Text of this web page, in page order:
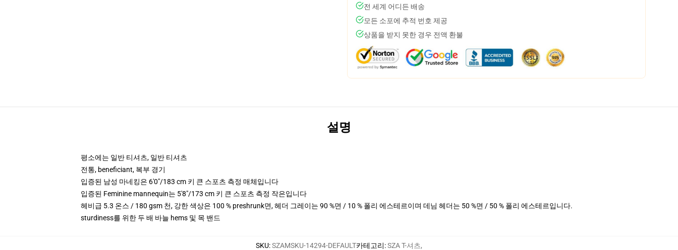
전 세계 어디든 배송
모든 소포에 추적 번호 제공
상품을 받지 못한 경우 전액 환불
설명
평소에는 일반 티셔츠, 일반 티셔츠
전통, beneficiant, 복부 경기
입증된 남성 마네킹은 6'0"/183 cm 키 큰 스포츠 측정 매체입니다
입증된 Feminine mannequin는 5'8"/173 cm 키 큰 스포츠 측정 작은입니다
헤비급 5.3 온스 / 180 gsm 천, 강한 색상은 100 % preshrunk면, 헤더 그레이는 90 %면 / 10 % 폴리 에스테르이며 데님 헤더는 50 %면 / 50 % 폴리 에스테르입니다.
sturdiness를 위한 두 배 바늘 hems 및 목 밴드
SKU:SZAMSKU-14294-DEFAULT카테고리:SZA T-셔츠,